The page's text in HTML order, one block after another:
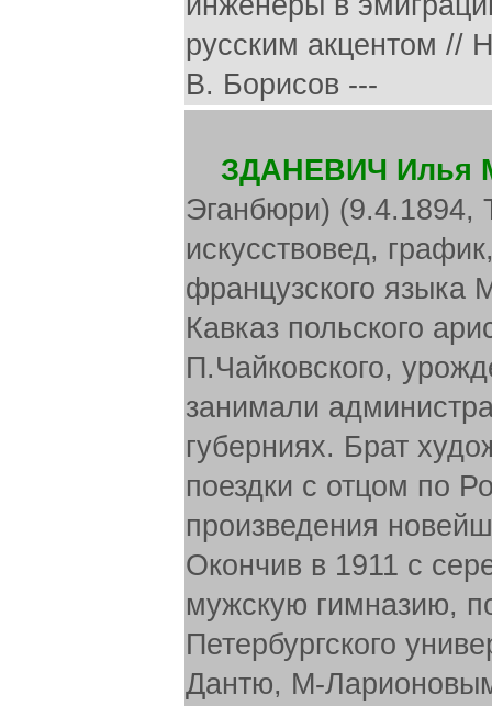
ЗДАНЕВИЧ Илья
Эганбюри)
искусствовед,
французского языка
Кавказ польского
П.Чайковского,
занимали
губерниях. Брат
поездки с отцом по
произведения
Окончив в 1911 с
мужскую гимназию,
Петербургского
Дантю, М-